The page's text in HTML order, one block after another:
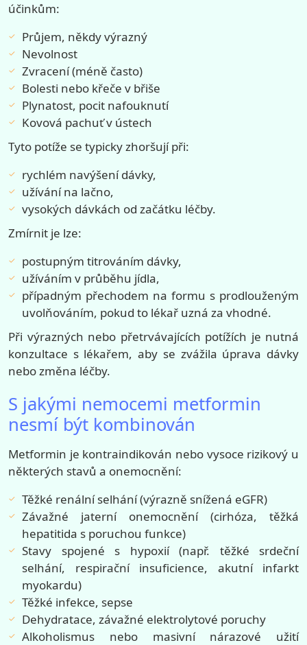
účinkům:
Průjem, někdy výrazný
Nevolnost
Zvracení (méně často)
Bolesti nebo křeče v břiše
Plynatost, pocit nafouknutí
Kovová pachuť v ústech
Tyto potíže se typicky zhoršují při:
rychlém navýšení dávky,
užívání na lačno,
vysokých dávkách od začátku léčby.
Zmírnit je lze:
postupným titrováním dávky,
užíváním v průběhu jídla,
případným přechodem na formu s prodlouženým
uvolňováním, pokud to lékař uzná za vhodné.
Při výrazných nebo přetrvávajících potížích je nutná
konzultace s lékařem, aby se zvážila úprava dávky
nebo změna léčby.
S jakými nemocemi metformin
nesmí být kombinován
Metformin je kontraindikován nebo vysoce rizikový u
některých stavů a onemocnění:
Těžké renální selhání (výrazně snížená eGFR)
Závažné jaterní onemocnění (cirhóza, těžká
hepatitida s poruchou funkce)
Stavy spojené s hypoxií (např. těžké srdeční
selhání, respirační insuficience, akutní infarkt
myokardu)
Těžké infekce, sepse
Dehydratace, závažné elektrolytové poruchy
Alkoholismus nebo masivní nárazové užití